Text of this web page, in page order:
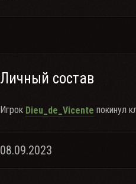
Личный состав
Игрок Dieu_de_Vicente покинул